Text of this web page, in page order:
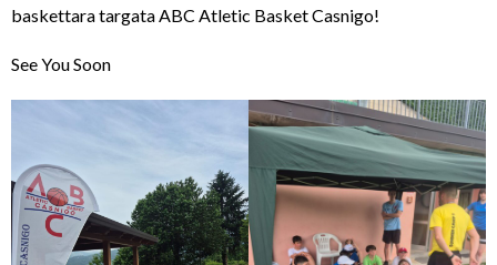
baskettara targata ABC Atletic Basket Casnigo!
See You Soon